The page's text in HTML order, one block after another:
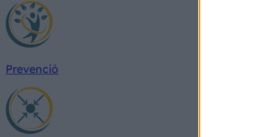
Prevenció